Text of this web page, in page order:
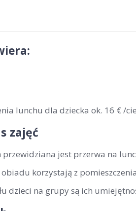
lunchu dla dziecka ok. 16 € /
zajęć
jest przerwa na
korzystają z
dzieci na grupy są ich